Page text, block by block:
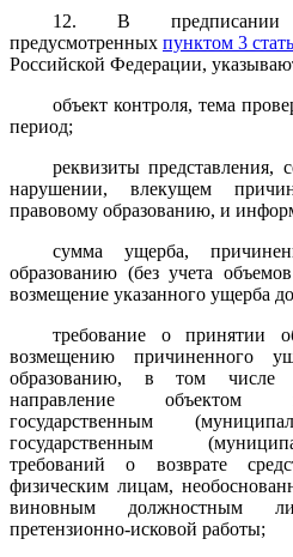
12. В предписании
предусмотренных пунктом 3
Российской Федерации,
объект контроля, тема
период;
реквизиты
нарушении, влекущем
правовому образованию, и
сумма ущерба,
образованию (без учета
возмещение указанного ущерба
требование о принятии
возмещению причиненного
образованию, в том числе
направление объектом
государственным
государственным
требований о возврате
физическим лицам,
виновным должностным
претензионно-исковой работы;